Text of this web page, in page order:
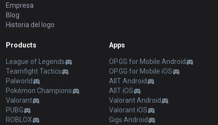
Empresa
Blog
Historia del logo
Products
League of Legends
Teamfight Tactics
Palworld
Pokémon Champions
Valorant
PUBG
ROBLOX
Apps
OP.GG for Mobile Android
OP.GG for Mobile iOS
AllT Android
AllT iOS
Valorant Android
Valorant iOS
Gigs Android